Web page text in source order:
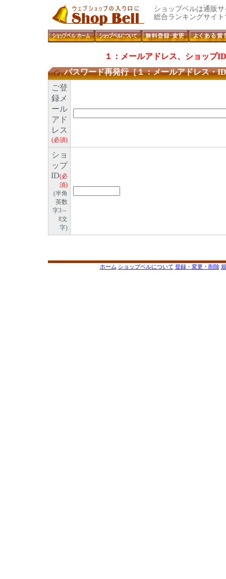
ショップベルは通販
総合ランキングサイ
１：メールアドレス、ショップ
パスワード再発行［１：メールアドレス・
ご登
録メ
ール
アド
レス
(必須)
ショ
ップ
ID(必
須)
(半角
英数
字3～
8文
字)
ホーム ショップベルについて 登録・変更・削除